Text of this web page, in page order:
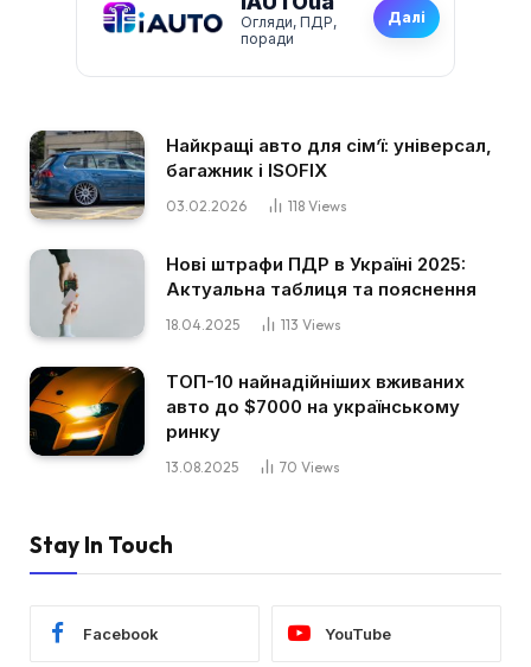
Огляди, ПДР,
поради
Далі
Найкращі авто для сім’ї: універсал,
багажник і ISOFIX
03.02.2026 118 Views
Нові штрафи ПДР в Україні 2025:
Актуальна таблиця та пояснення
18.04.2025 113 Views
ТОП-10 найнадійніших вживаних
авто до $7000 на українському
ринку
13.08.2025 70 Views
Stay In Touch
Facebook YouTube